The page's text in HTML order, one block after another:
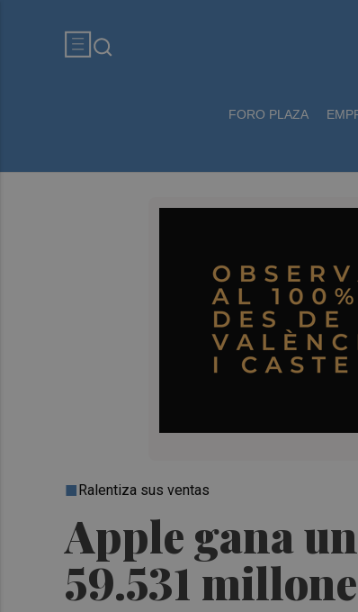
FORO PLAZA
Apple gana
59.531
Ralentiza sus ventas